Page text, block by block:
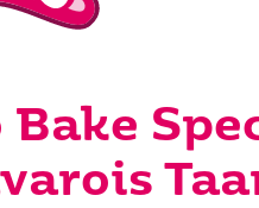
Bake